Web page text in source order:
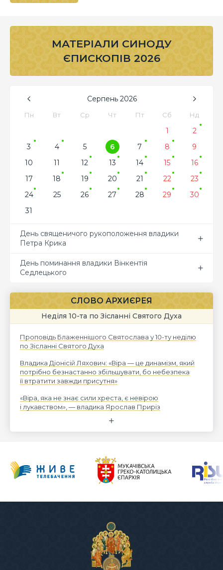
МАТЕРІАЛИ СИНОДУ
ЄПИСКОПІВ 2026
Серпень 2026
Пн Вт Ср Чт Пт Сб Нд
1
2
3
4 5 6 7 8
9
10
11 12 13 14 15
16
17
18 19 20 21 22
23
24
25 26 27 28 29
30
31
День священичого рукоположення владики
Петра Крика
День поминання владики Вінкентія
Седлецького
СЛОВО АРХИЄРЕЯ
Неділя 10-та по Зісланні Святого Духа
Проповідь Блаженнішого Святослава у 10-ту неділю
по Зісланні Святого Духа
Владика Діонісій Ляхович: «Віра — це динамізм, який
потрібно безнастанно збільшувати, бо небезпека
її втратити завжди присутня»
«Віра, яка не знає сили хреста, є невірою
і лукавством», — владика Ярослав Приріз